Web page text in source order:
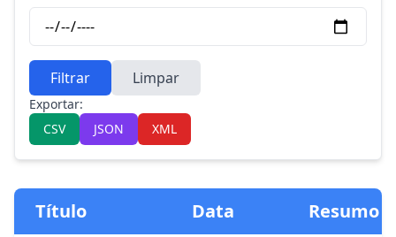
Filtrar Limpar
Exportar:
CSV
JSON XML
Título Data Resumo